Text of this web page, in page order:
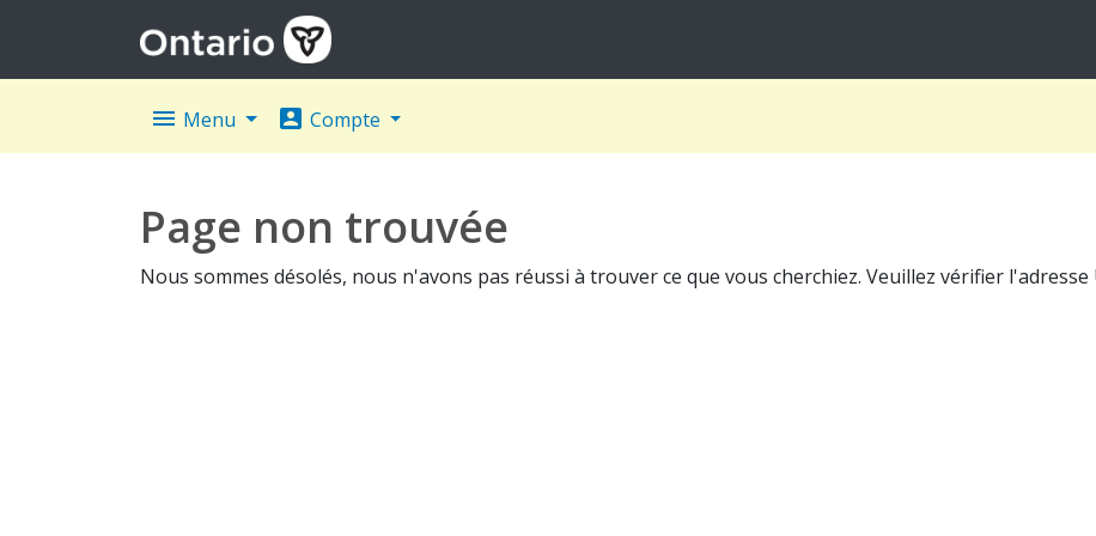
menu Menu account_box Compte
Page non trouvée
Nous sommes désolés, nous n'avons pas réussi à trouver ce que vous cherchiez. Veuillez vérifier l'adresse